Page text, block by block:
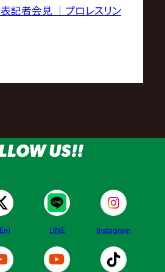
記者会見 ｜プロレスリン
US!!
LINE Instagram